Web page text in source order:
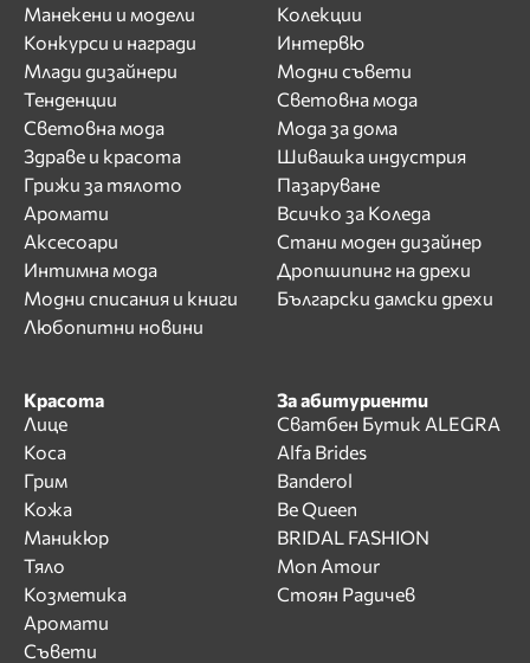
Манекени и модели
Конкурси и награди
Млади дизайнери
Тенденции
Световна мода
Здраве и красота
Грижи за тялото
Аромати
Аксесоари
Интимна мода
Модни списания и книги
Любопитни новини
Колекции
Интервю
Модни съвети
Световна мода
Мода за дома
Шивашка индустрия
Пазаруване
Всичко за Коледа
Стани моден дизайнер
Дропшипинг на дрехи
Български дамски дрехи
Красота
Лице
Коса
Грим
Кожа
Маникюр
Тяло
Козметика
Аромати
Съвети
За абитуриенти
Сватбен Бутик ALEGRA
Alfa Brides
Banderol
Be Queen
BRIDAL FASHION
Mon Amour
Стоян Радичев